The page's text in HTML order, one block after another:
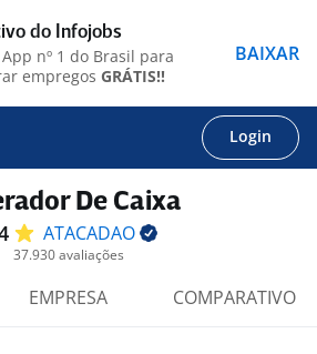
Login
De Caixa
ATACADAO
37.930 avaliações
EMPRESA COMPARATIVO
do Infojobs
nº 1 do Brasil para
empregos GRÁTIS!!
BAIXAR